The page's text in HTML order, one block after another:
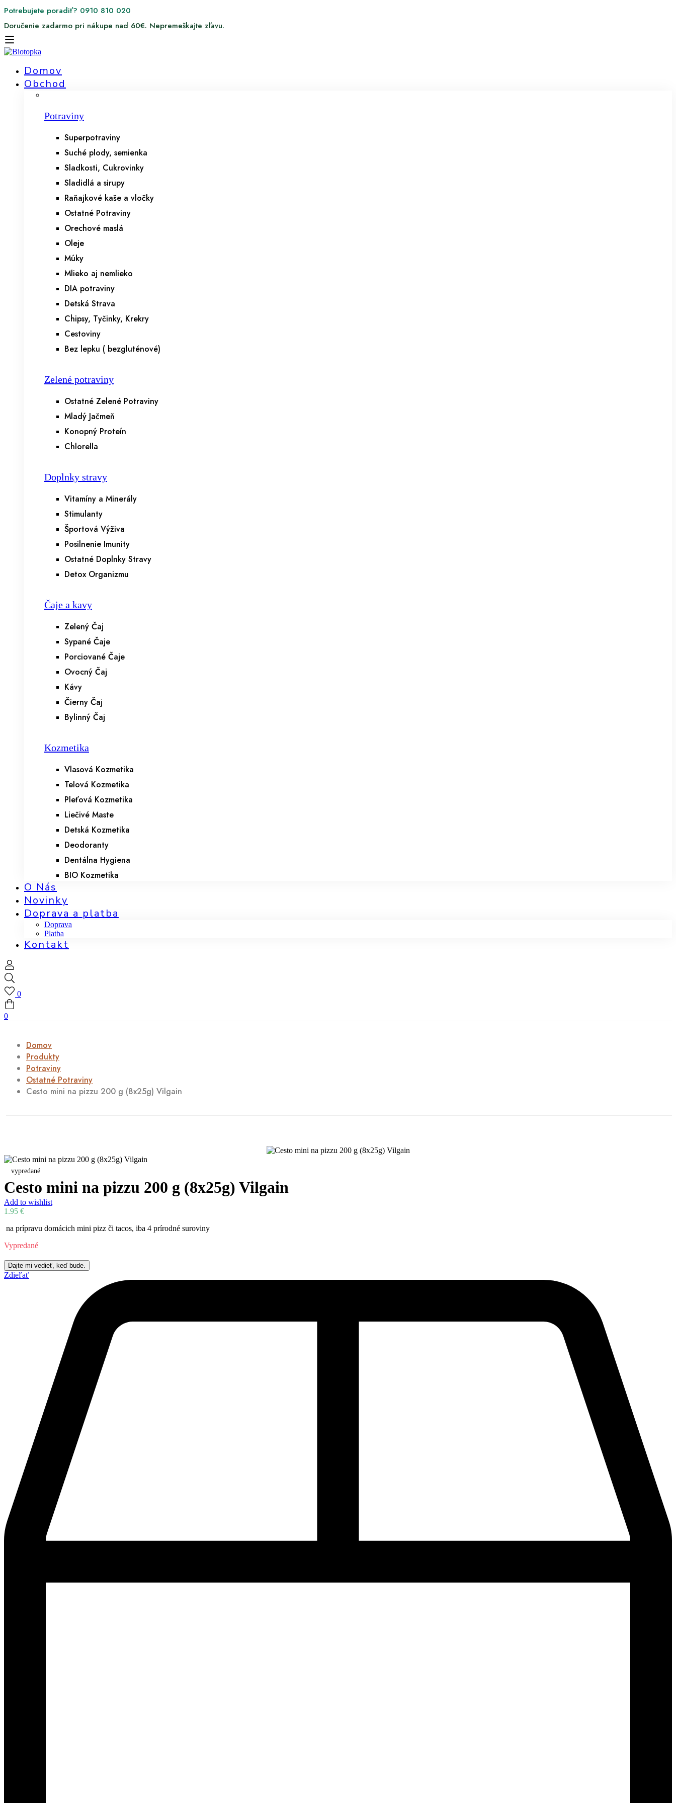
Potrebujete poradiť? 0910 810 020
Doručenie zadarmo pri nákupe nad 60€. Nepremeškajte zľavu.
Domov
Obchod
Potraviny
Superpotraviny
Suché plody, semienka
Sladkosti, Cukrovinky
Sladidlá a sirupy
Raňajkové kaše a vločky
Ostatné Potraviny
Orechové maslá
Oleje
Múky
Mlieko aj nemlieko
DIA potraviny
Detská Strava
Chipsy, Tyčinky, Krekry
Cestoviny
Bez lepku ( bezgluténové)
Zelené potraviny
Ostatné Zelené Potraviny
Mladý Jačmeň
Konopný Proteín
Chlorella
Doplnky stravy
Vitamíny a Minerály
Stimulanty
Športová Výživa
Posilnenie Imunity
Ostatné Doplnky Stravy
Detox Organizmu
Čaje a kavy
Zelený Čaj
Sypané Čaje
Porciované Čaje
Ovocný Čaj
Kávy
Čierny Čaj
Bylinný Čaj
Kozmetika
Vlasová Kozmetika
Telová Kozmetika
Pleťová Kozmetika
Liečivé Maste
Detská Kozmetika
Deodoranty
Dentálna Hygiena
BIO Kozmetika
O Nás
Novinky
Doprava a platba
Doprava
Platba
Kontakt
0
0
Domov
Produkty
Potraviny
Ostatné Potraviny
Cesto mini na pizzu 200 g (8x25g) Vilgain
vypredané
Cesto mini na pizzu 200 g (8x25g) Vilgain
Add to wishlist
1.95 €
na prípravu domácich mini pizz či tacos, iba 4 prírodné suroviny
Vypredané
Zdieľať